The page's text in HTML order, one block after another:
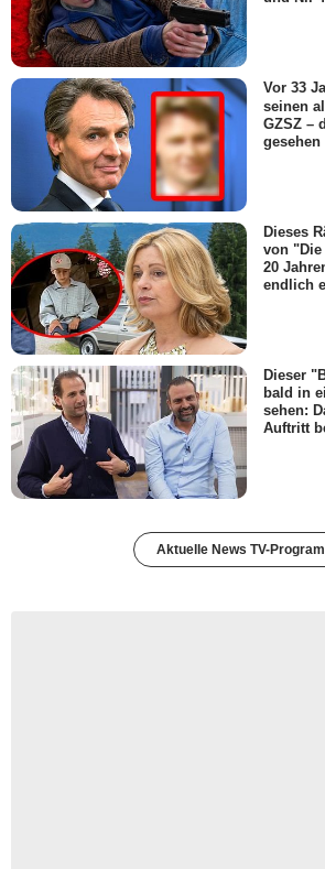
Vor 33
seinen
GZSZ –
gesehen
Dieses
von "Die
20
endlich
Dieser
bald in
sehen:
Auftritt
Aktuelle News TV-